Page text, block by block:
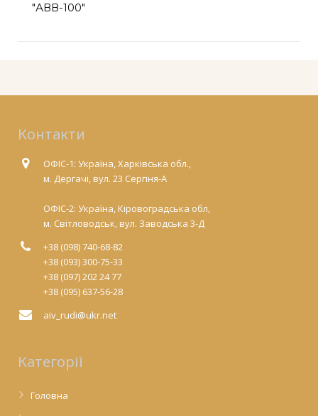
"АВВ-100"
Контакти
ОФІС-1: Україна, Харківська обл.,
м. Дергачі, вул. 23 Серпня-А
ОФІС-2: Україна, Кіровоградська обл,
м. Світловодськ, вул. Заводська 3-Д
+38 (098) 740-68-82
+38 (093) 300-75-33
+38 (097) 202 24 77
+38 (095) 637-56-28
aiv_rudi@ukr.net
Категорії
Головна